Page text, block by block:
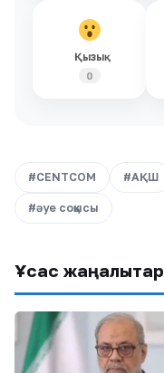
Қызық
0
#CENTCOM #АҚШ
#әуе соққысы
Ұқсас жаңалықтар